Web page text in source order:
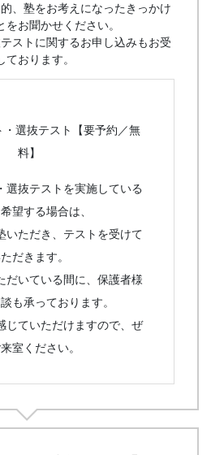
、塾をお考えになったきっかけ
をお聞かせください。
ストに関するお申し込みもお受
ております。
・選抜テスト【要予約／無
料】
選抜テストを実施している
望する場合は、
いただき、テストを受けて
だきます。
だいている間に、保護者様
も承っております。
じていただけますので、ぜ
室ください。